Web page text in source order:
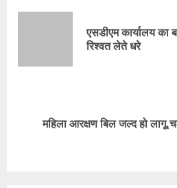
Reading
एसडीएम कार्यालय का
रिश्वत लेते धरे
Nextमहिला आरक्षण बिल जल्द हो